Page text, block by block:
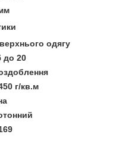
одягу
до 20
г/кв.м